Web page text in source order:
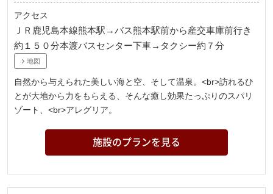
アクセス
ＪＲ鹿児島本線熊本駅→バス熊本駅前から産交車庫前行き
約１５０分本渡バスセンター下車→タクシー約７分
地図
自然から与えられた美しい海と空、そして温泉。<br>訪れるひ
とが大地から力をもらえる、そんな癒し効果たっぷりのスパリ
ゾート、<br>アレグリア。
施設のプランを見る